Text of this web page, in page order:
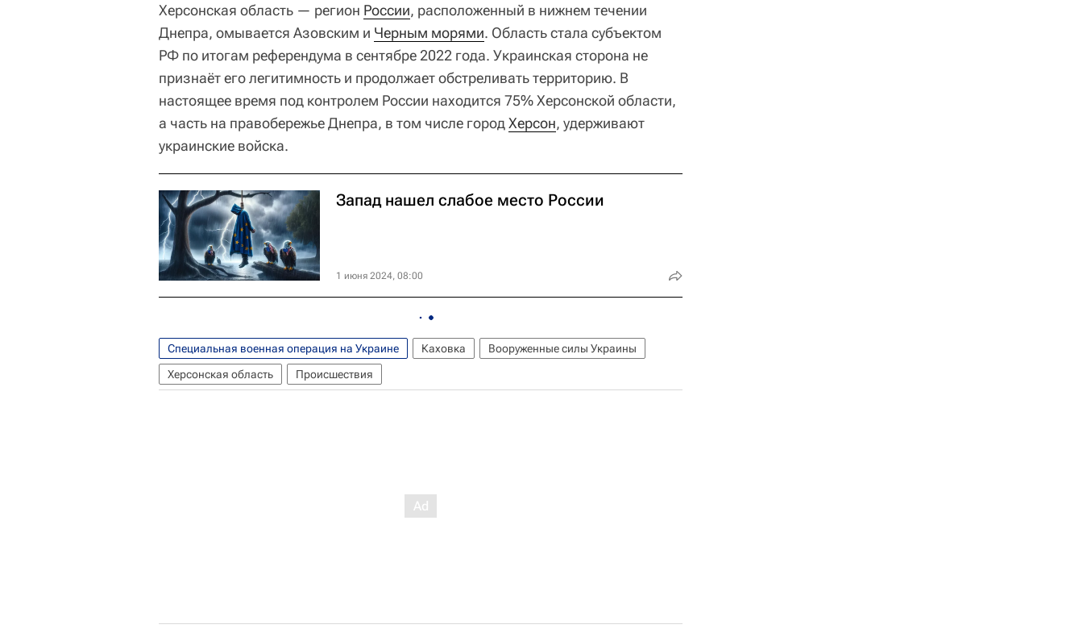
Херсонская область — регион России, расположенный в нижнем течении
Днепра, омывается Азовским и Черным морями. Область стала субъектом
РФ по итогам референдума в сентябре 2022 года. Украинская сторона не
признаёт его легитимность и продолжает обстреливать территорию. В
настоящее время под контролем России находится 75% Херсонской области,
а часть на правобережье Днепра, в том числе городХерсон, удерживают
украинские войска.
Запад нашел слабое место России
1 июня 2024, 08:00
Специальная военная операция на Украине Каховка
Вооруженные силы Украины
Херсонская область
Происшествия